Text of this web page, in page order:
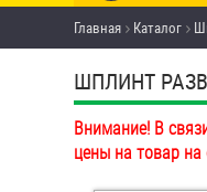
Товары
Анкеры
инструмент
Болты и
Главная Каталог
ШПЛИНТ
Внимание! В
цены на товар на